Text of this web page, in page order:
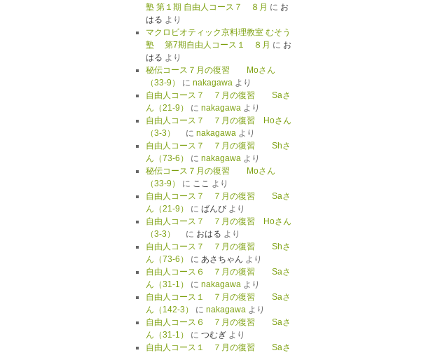
塾 第１期 自由人コース７ ８月 に お
はる より
マクロビオティック京料理教室 むそう
塾 第7期自由人コース１ ８月 に お
はる より
秘伝コース７月の復習 Moさん
（33-9）
に nakagawaより
自由人コース７ ７月の復習 Saさ
ん（21-9）
に nakagawaより
自由人コース７ ７月の復習 Hoさん
（3-3）
に nakagawaより
自由人コース７ ７月の復習 Shさ
ん（73-6）
に nakagawaより
秘伝コース７月の復習 Moさん
（33-9）
に ここ より
自由人コース７ ７月の復習 Saさ
ん（21-9）
に ばんびより
自由人コース７ ７月の復習 Hoさん
（3-3）
に おはる より
自由人コース７ ７月の復習 Shさ
ん（73-6）
に あさちゃん より
自由人コース６ ７月の復習 Saさ
ん（31-1）
に nakagawaより
自由人コース１ ７月の復習 Saさ
ん（142-3）
に nakagawaより
自由人コース６ ７月の復習 Saさ
ん（31-1）
に つむぎより
自由人コース１ ７月の復習 Saさ